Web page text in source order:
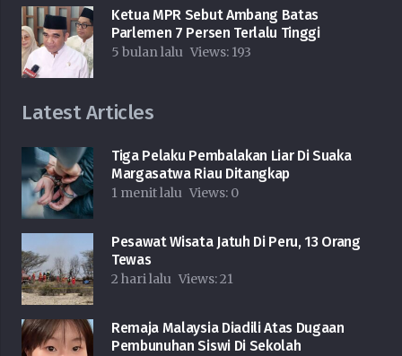
Ketua MPR Sebut Ambang Batas
Parlemen 7 Persen Terlalu Tinggi
5 bulan lalu Views: 193
Latest Articles
Tiga Pelaku Pembalakan Liar Di Suaka
Margasatwa Riau Ditangkap
1 menit lalu Views: 0
Pesawat Wisata Jatuh Di Peru, 13 Orang
Tewas
2 hari lalu Views:21
Remaja Malaysia Diadili Atas Dugaan
Pembunuhan Siswi Di Sekolah